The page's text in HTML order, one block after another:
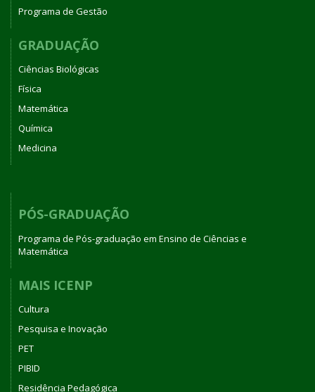
Programa de Gestão
GRADUAÇÃO
Ciências Biológicas
Física
Matemática
Química
Medicina
PÓS-GRADUAÇÃO
Programa de Pós-graduação em Ensino de Ciências e
Matemática
MAIS ICENP
Cultura
Pesquisa e Inovação
PET
PIBID
Residência Pedagógica